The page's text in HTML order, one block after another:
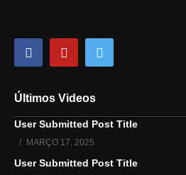
Últimos Videos
User Submitted Post Title
MARÇO 17, 2025
User Submitted Post Title